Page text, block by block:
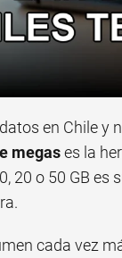
en Chile y
megases la
20 o 50 GB
cada vez